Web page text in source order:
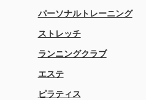
パーソナルトレーニング
ストレッチ
ランニングクラブ
エステ
ピラティス